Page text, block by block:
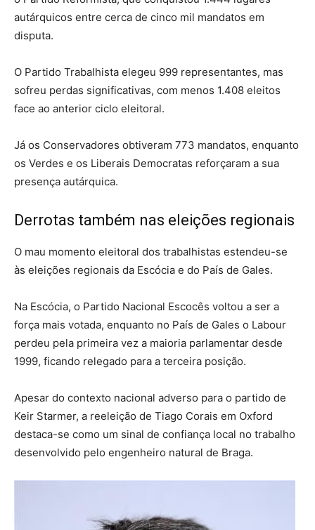
autárquicos entre cerca de cinco mil mandatos em
disputa.
O Partido Trabalhista elegeu 999 representantes, mas
sofreu perdas significativas, com menos 1.408 eleitos
face ao anterior ciclo eleitoral.
Já os Conservadores obtiveram 773 mandatos, enquanto
os Verdes e os Liberais Democratas reforçaram a sua
presença autárquica.
Derrotas também nas eleições regionais
O mau momento eleitoral dos trabalhistas estendeu-se
às eleições regionais da Escócia e do País de Gales.
Na Escócia, o Partido Nacional Escocês voltou a ser a
força mais votada, enquanto no País de Gales o Labour
perdeu pela primeira vez a maioria parlamentar desde
1999, ficando relegado para a terceira posição.
Apesar do contexto nacional adverso para o partido de
Keir Starmer, a reeleição de Tiago Corais em Oxford
destaca-se como um sinal de confiança local no trabalho
desenvolvido pelo engenheiro natural de Braga.